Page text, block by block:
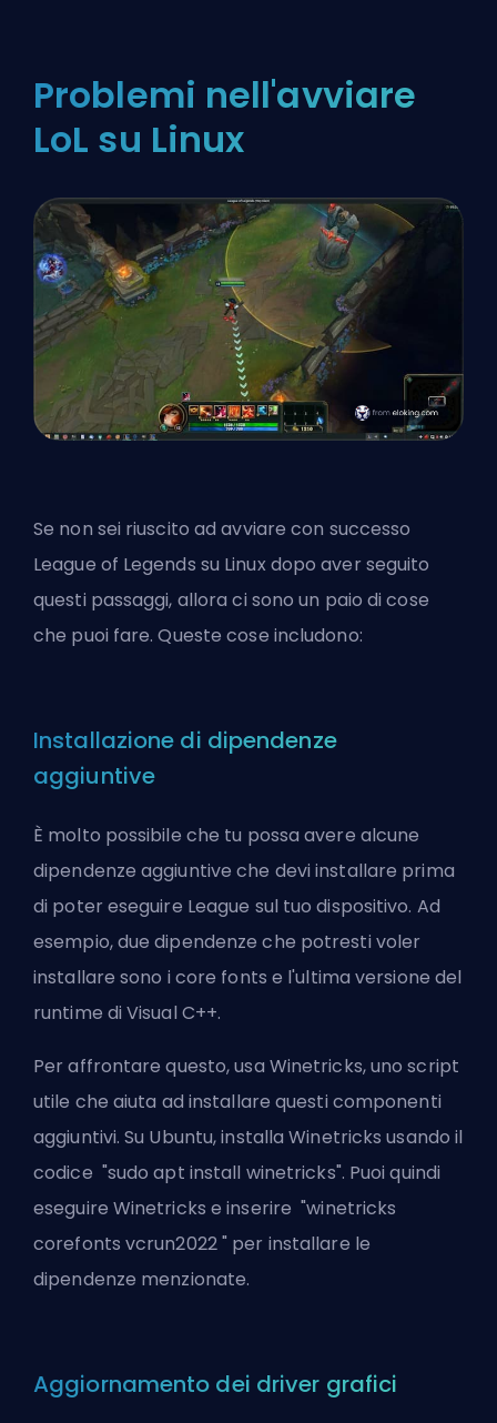
Problemi nell'avviare
LoL su Linux
Se non sei riuscito ad avviare con successo
League of Legends su Linux dopo aver seguito
questi passaggi, allora ci sono un paio di cose
che puoi fare. Queste cose includono:
Installazione di dipendenze
aggiuntive
È molto possibile che tu possa avere alcune
dipendenze aggiuntive che devi installare prima
di poter eseguire League sul tuo dispositivo. Ad
esempio, due dipendenze che potresti voler
installare sono i core fonts e l'ultima versione del
runtime di Visual C++.
Per affrontare questo, usa Winetricks, uno script
utile che aiuta ad installare questi componenti
aggiuntivi. Su Ubuntu, installa Winetricks usando il
codice "sudo apt install winetricks". Puoi quindi
eseguire Winetricks e inserire "winetricks
corefonts vcrun2022 " per installare le
dipendenze menzionate.
Aggiornamento dei driver grafici